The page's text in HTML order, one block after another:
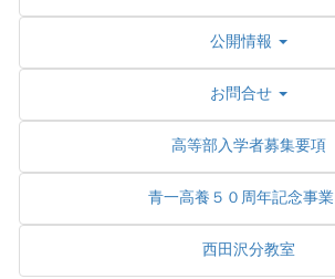
公開情報
お問合せ
高等部入学者募集要項
青一高養５０周年記念事業
西田沢分教室